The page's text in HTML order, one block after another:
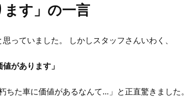
す」の一言
っていました。 しかしスタッフさんいわく、
があります」
ちた車に価値があるなんて…」と正直驚きました。